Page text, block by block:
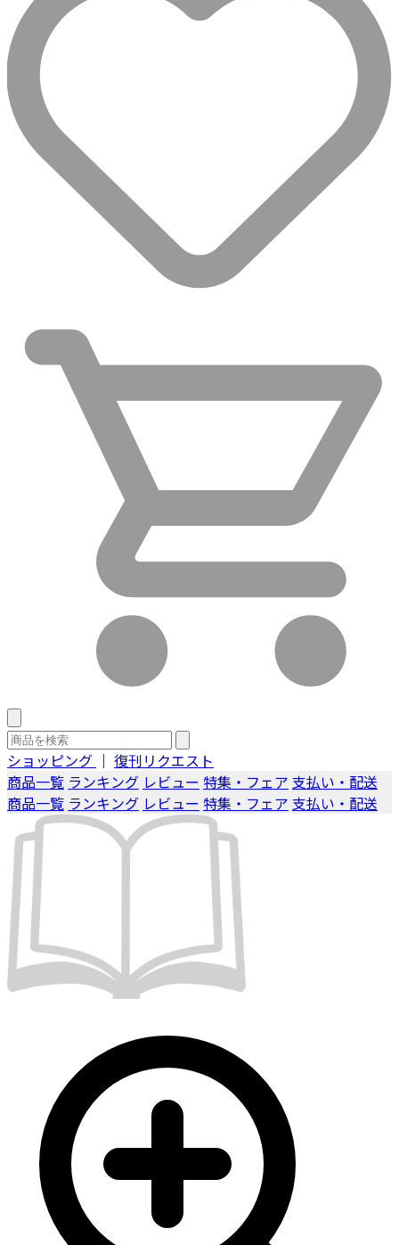
ショッピング ｜ 復刊リクエスト
商品一覧 ランキング レビュー 特集・フェア 支払い・配送
商品一覧 ランキング レビュー 特集・フェア 支払い・配送